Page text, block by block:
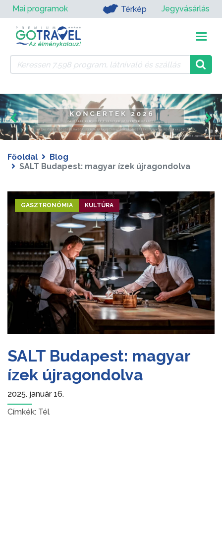
Mai programok Térkép Jegyvásárlás
Főoldal
Blog
SALT Budapest: magyar ízek újragondolva
GASZTRONÓMIA KULTÚRA
SALT Budapest: magyar
ízek újragondolva
2025. január 16.
Címkék: Tél